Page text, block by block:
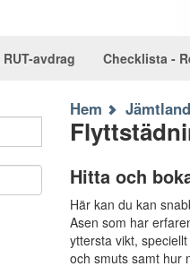
RUT-avdrag Checklista -
Hem Jämtland
Hitta och
Här kan du kan
Asen som har
yttersta vikt,
och smuts samt hur